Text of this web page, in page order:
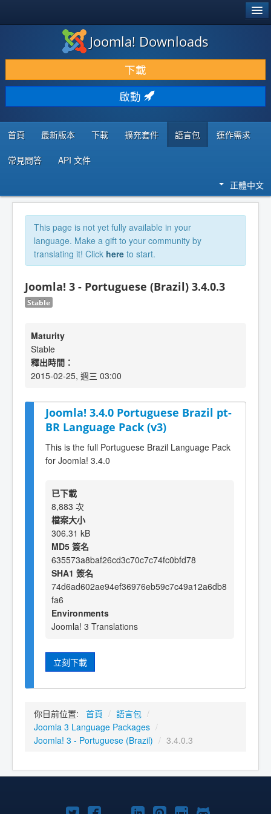
下載 & 擴充
發現 & 學習
社群 & 支援
程式者資源
Joomla! Downloads
下載
啟動
首頁 最新版本 下載 擴充套件 語言包 運作需求
常見問答 API 文件
正體中文
This page is not yet fully available in your
language. Make a gift to your community by
translating it! Click here to start.
Joomla! 3 - Portuguese (Brazil) 3.4.0.3
Stable
Maturity
Stable
釋出時間：
2015-02-25, 週三 03:00
Joomla! 3.4.0 Portuguese Brazil pt-
BR Language Pack (v3)
This is the full Portuguese Brazil Language Pack
for Joomla! 3.4.0
已下載
8,883 次
檔案大小
306.31 kB
MD5 簽名
635573a8baf26cd3c70c7c74fc0bfd78
SHA1 簽名
74d6ad602ae94ef36976eb59c7c49a12a6db8
fa6
Environments
Joomla! 3 Translations
立刻下載
你目前位置: 首頁 / 語言包 /
Joomla 3 Language Packages /
Joomla! 3 - Portuguese (Brazil) / 3.4.0.3